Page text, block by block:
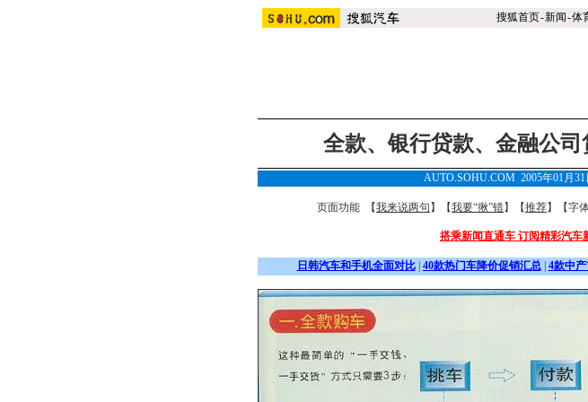
搜狐首页-新闻-体
全款、银行贷款、金融公司
AUTO.SOHU.COM 2005年01月
页面功能 【我来说两句 】【我要“揪”错】【推荐】【字
搭乘新闻直通车 订阅精彩汽车
日韩汽车和手机全面对比| 40款热门车降价促销汇总| 4款中